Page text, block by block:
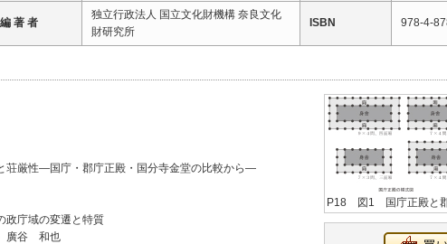
編 著 者
独立行政法人 国立文化財機構 奈良文化
財研究所
ISBN 978-4-
P18 図1 国庁正殿と
荘厳性―国庁・郡庁正殿・国分寺金堂の比較から―
政庁域の変遷と特質
廣谷 和也